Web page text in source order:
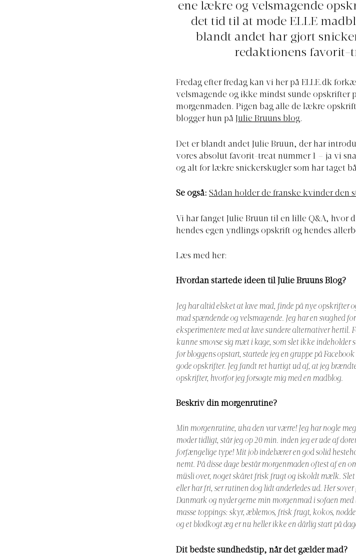
ene lækre og velsmagende
det tid til at møde ELLE
blandt andet har gjort
redaktionens favorit-
Fredag efter fredag kan vi her på ELLE.dk
velsmagende og ikke mindst sunde opskrifter
morgenmaden. Pigen bag alle de lækre
blogger hun på Julie Bruuns blog.
Det er blandt andet Julie Bruun, der har
vores absolut favorit-treat nummer 1 – ja vi
og alt for lækre snickerskugler som har taget
Se også: Sådan holder de franske kvinder den
Vi har fanget Julie Bruun til en lille Q&A, hvor
hendes egen yndlings opskrift og hendes
Læs med her:
Hvordan startede ideen til Julie Bruuns Blog?
Jeg har altid elsket at lave mad, finde på nye opskrifter
mad spændende og velsmagende. Jeg har en svaghed
eksperimentere med at lave sundere alternativer hertil.
kunne smovse sig mæt i kage, som slet ikke indeholder
før bloggens opstart, startede jeg en gruppe på
gode opskrifter. Jeg fandt ret hurtigt ud af, at jeg
opskrifter, hvorfor jeg forsøgte mig med en madblog.
Beskriv din morgenrutine?
Min morgenrutine, uha den var værre! Jeg har nogle
møder tidligt, står jeg op 20 min. inden jeg er ude af
forfængelige type! Mit job indebærer en god solid
nemt. På disse dage består morgenmaden oftest af en
müsli over, noget skåret frisk frugt og iskoldt mælk.
eller har fri, ser rutinen dog lidt anderledes ud. Her
Danmark og nyder gerne min morgenmad i sofaen
masse toppings: skyr, æblemos, frisk frugt, kokos,
og et blødkogt æg er nu heller ikke en dårlig start på
Dit bedste sundhedstip, når det gælder mad?